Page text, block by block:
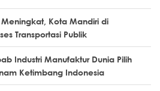
Kota Mandiri di
Transportasi Publik
Industri Manufaktur Dunia Pilih
Ketimbang Indonesia